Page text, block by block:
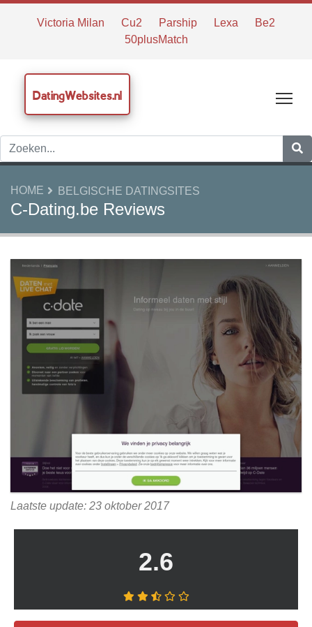
Victoria Milan Cu2 Parship Lexa
Be2
50plusMatch
DatingWebsites.nl
HOME BELGISCHE DATINGSITES
C-Dating.be Reviews
Laatste update: 23 oktober 2017
2.6